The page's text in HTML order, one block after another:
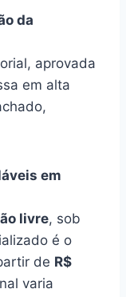
da
aprovada
em alta
em
livre, sob
é o
de R$
varia